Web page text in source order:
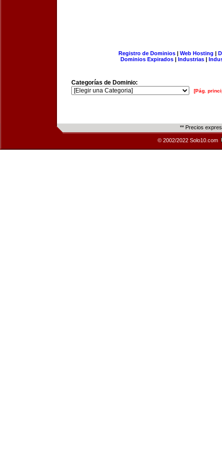
Registro de Dominios| Web Hosting |
Dominios Expirados | Industrias |
Categorías de Dominio:
[Pág.
** Precios
© 2002/2022 Solo10.com